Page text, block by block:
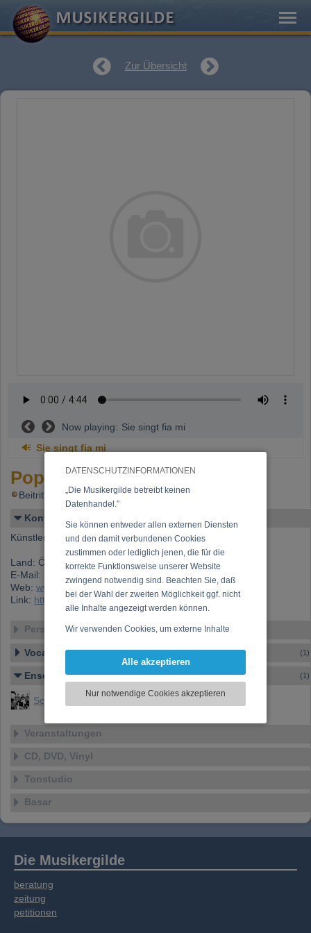
DATENSCHUTZINFORMATIONEN
„Die Musikergilde betreibt keinen
Datenhandel.”
Sie können entweder allen externen Diensten
und den damit verbundenen Cookies
zustimmen oder lediglich jenen, die für die
korrekte Funktionsweise unserer Website
zwingend notwendig sind. Beachten Sie, daß
bei der Wahl der zweiten Möglichkeit ggf. nicht
alle Inhalte angezeigt werden können.
Wir verwenden Cookies, um externe Inhalte
Funktionen für soziale Medien anbieten zu
zu analysieren. Dabei werden ggf.
Informationen zu Ihrer Verwendung unserer
soziale Medien, Werbung und Analysen
weitergegeben. Unsere Partner führen diese
Informationen möglicherweise mit weiteren
oder die sie im Rahmen Ihrer Nutzung der
Alle akzeptieren
Nur notwendige Cookies akzeptieren
Zur Übersicht
Now playing: Sie singt fia mi
Sie singt fia mi
Pop, Projekt
Beitritt: 21.06.2002, letzte Änderung: 11.03.2004
Kontakt
Künstlername: Pop, Projekt
Land: Österreich
E-Mail:
office@projektpop.com
Web:www.projektpop.com
Link: https://www.musikergilde.at/mitglied/2043.htm
Personen-Details
Vocal – Instrumental – Komposition... (1)
Ensemble (1)
Schmock
Veranstaltungen
CD, DVD, Vinyl
Tonstudio
Basar
Die Musikergilde
beratung
zeitung
petitionen